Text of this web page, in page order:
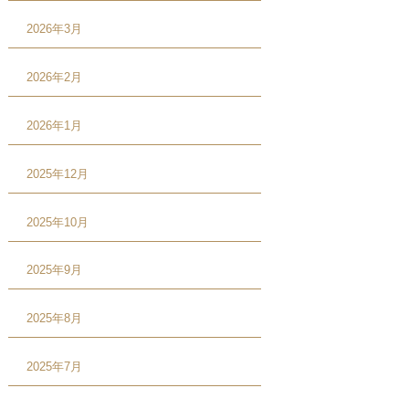
2026年3月
2026年2月
2026年1月
2025年12月
2025年10月
2025年9月
2025年8月
2025年7月